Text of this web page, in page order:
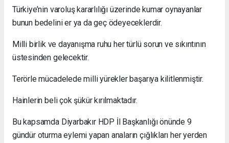
Türkiye’nin varoluş kararlılığı üzerinde kumar oynayanlar
bunun bedelini er ya da geç ödeyeceklerdir.
Milli birlik ve dayanışma ruhu her türlü sorun ve sıkıntının
üstesinden gelecektir.
Terörle mücadelede milli yürekler başarıya kilitlenmiştir.
Hainlerin beli çok şükür kırılmaktadır.
Bu kapsamda Diyarbakır HDP İl Başkanlığı önünde 9
gündür oturma eylemi yapan anaların çığlıkları her yerden